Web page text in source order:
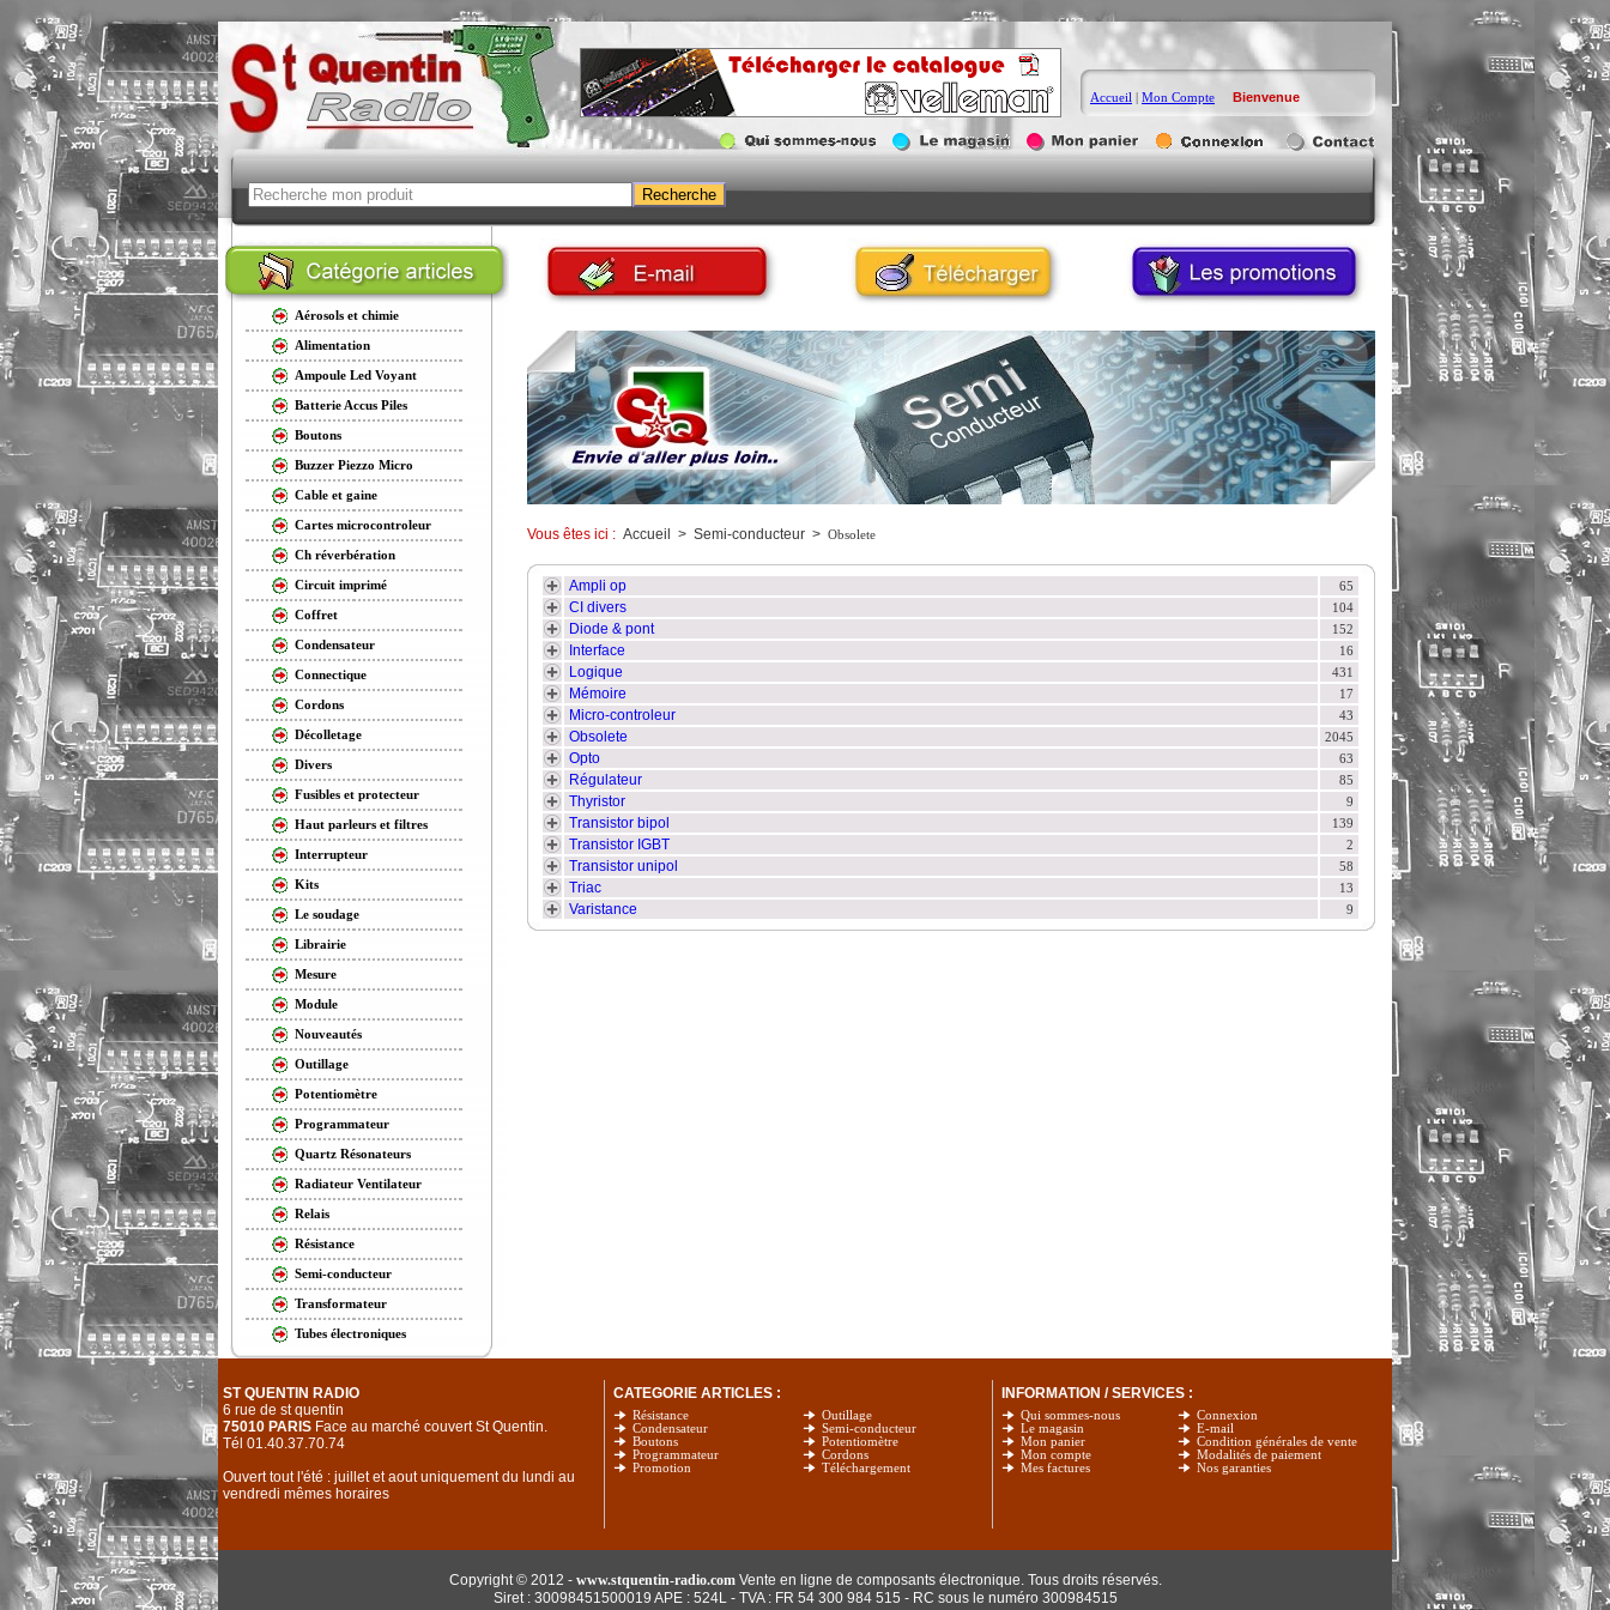
Accueil | Mon Compte Bienvenue
Aérosols et chimie
Alimentation
Ampoule Led Voyant
Batterie Accus Piles
Boutons
Buzzer Piezzo Micro
Cable et gaine
Cartes microcontroleur
Ch réverbération
Circuit imprimé
Coffret
Condensateur
Connectique
Cordons
Décolletage
Divers
Fusibles et protecteur
Haut parleurs et filtres
Interrupteur
Kits
Le soudage
Librairie
Mesure
Module
Nouveautés
Outillage
Potentiomètre
Programmateur
Quartz Résonateurs
Radiateur Ventilateur
Relais
Résistance
Semi-conducteur
Transformateur
Tubes électroniques
Vous êtes ici : Accueil > Semi-conducteur> Obsolete
Ampli op 65
CI divers 104
Diode & pont 152
Interface 16
Logique 431
Mémoire 17
Micro-controleur 43
Obsolete 2045
Opto 63
Régulateur 85
Thyristor 9
Transistor bipol 139
Transistor IGBT 2
Transistor unipol 58
Triac 13
Varistance 9
ST QUENTIN RADIO
6 rue de st quentin
75010 PARIS Face au marché couvert St Quentin.
Tél 01.40.37.70.74
Ouvert tout l'été : juillet et aout uniquement du lundi au
vendredi mêmes horaires
CATEGORIE ARTICLES :
Résistance
Condensateur
Boutons
Programmateur
Promotion
Outillage
Semi-conducteur
Potentiomètre
Cordons
Téléchargement
INFORMATION / SERVICES :
Qui sommes-nous
Le magasin
Mon panier
Mon compte
Mes factures
Connexion
E-mail
Condition générales de vente
Modalités de paiement
Nos garanties
Copyright © 2012 - www.stquentin-radio.comVente en ligne de composants électronique. Tous droits réservés.
Siret : 30098451500019 APE : 524L - TVA : FR 54 300 984 515 - RC sous le numéro 300984515